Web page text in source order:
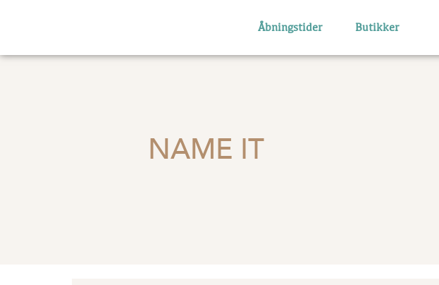
Åbningstider Butikker
NAME IT